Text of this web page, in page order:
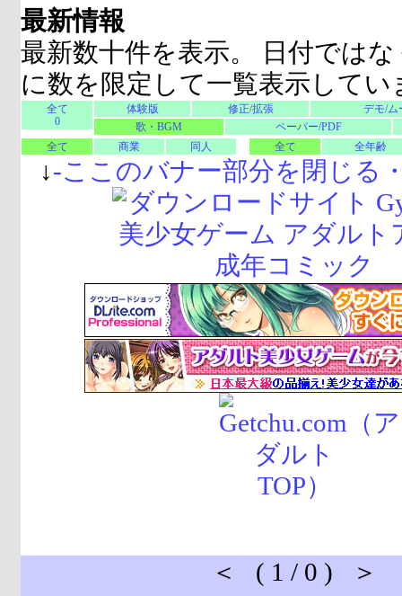
最新情報
最新数十件を表示。 日付では
に数を限定して一覧表示してい
全て
0
体験版 修正/拡張
デモ/ム
歌・BGM
ペーパー/PDF
全て
商業 同人 全て 全年齢
↓-ここのバナー部分を閉じる
＜ ( 1 / 0 ) ＞